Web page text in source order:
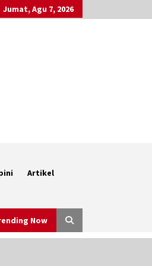
Jumat, Agu 7, 2026
Artikel
Now